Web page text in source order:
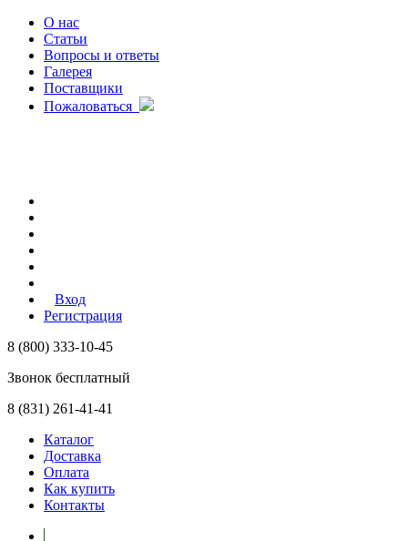
О нас
Статьи
Вопросы и ответы
Галерея
Поставщики
Пожаловаться
Вход
Регистрация
8 (800) 333-10-45
Звонок бесплатный
8 (831) 261-41-41
Каталог
Доставка
Оплата
Как купить
Контакты